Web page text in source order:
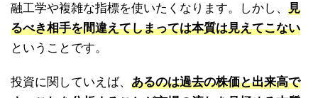
融工学や複雑な指標を使いたくなります。しかし、 見
るべき相手を間違えてしまっては本質は見えてこない
ということです。
投資に関していえば、 あるのは過去の株価と出来高で